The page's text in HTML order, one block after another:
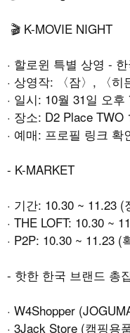
🎬 K-MOVIE NIGHT
· 할로윈 특별 상영 -
· 상영작: 〈잠〉 ,
〈
· 일시: 10월 31일 오후
· 장소: D2 Place TWO
· 예매: 프로필 링크 확
- K-MARKET
· 기간: 10.30 ~ 11.23 (
· THE LOFT: 10.30 ~
· P2P: 10.30 ~ 11.23 (
- 핫한 한국 브랜드 총
· W4Shopper
· 3Jack Store (캠핑용